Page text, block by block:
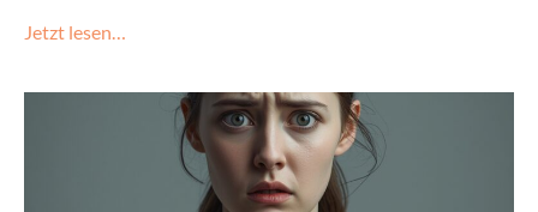
Jetzt lesen…